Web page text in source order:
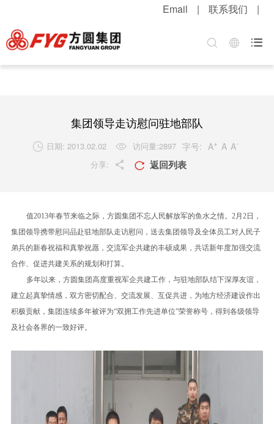
|
联系我们
|
Email

集团介绍
技术实力
公司新闻
视频新闻
混凝土机械
桩工机械
客户服务
网上订购
行业知识
解决方案
职位招聘
人才战略
集团领导走访慰问驻地部队
 日期: 2013.02.02  访问量:2897 字号: A+ A A-
分享:   返回列表
值2013年春节来临之际，方圆集团不忘人民解放军的鱼水之情。2月2日，
集团领导携带慰问品赴驻地部队走访慰问，送去集团领导及全体员工对人民子
弟兵的新春祝福和真挚祝愿，交流军企共建的丰硕成果，共话新年度加强交流
合作、促进共建关系的规划和打算。
多年以来，方圆集团高度重视军企共建工作，与驻地部队结下深厚友谊，
建立起真挚情感，双方密切配合、交流发展、互促共进，为地方经济建设作出
积极贡献，集团连续多年被评为“双拥工作先进单位”荣誉称号，得到各级领导
及社会各界的一致好评。